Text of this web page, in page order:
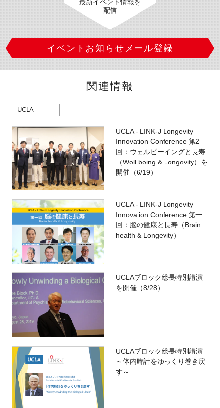
最新イベント情報を
配信
イベントお知らせメール登録
関連情報
UCLA
UCLA - LINK-J Longevity
Innovation Conference 第2
回：ウェルビーイングと長寿
（Well-being & Longevity）を
開催（6/19）
UCLA - LINK-J Longevity
Innovation Conference 第一
回：脳の健康と長寿（Brain
health & Longevity）
UCLAブロック総長特別講演
を開催（8/28）
UCLAブロック総長特別講演
～体内時計をゆっくり巻き戻
す～